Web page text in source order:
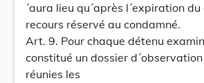
´aura lieu qu´après l´expiration
recours réservé au condamné.
Art. 9. Pour chaque détenu
constitué un dossier
réunies les